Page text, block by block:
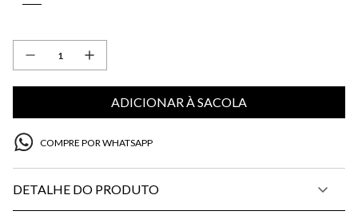
ADICIONAR À SACOLA
COMPRE POR WHATSAPP
DETALHE DO PRODUTO